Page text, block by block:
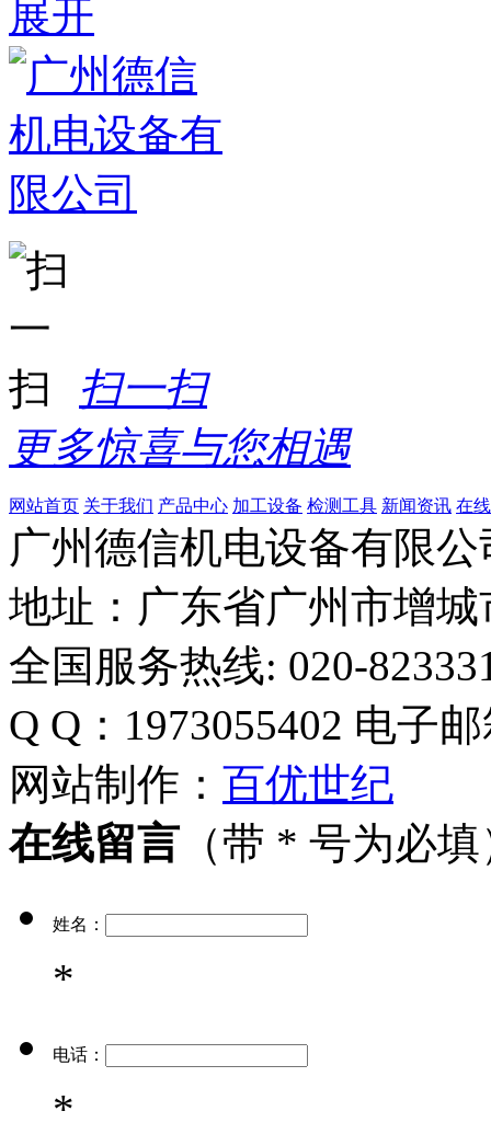
展开
扫一扫
更多惊喜与您相遇
网站首页 关于我们 产品中心 加工设备 检测工具 新闻资讯 在
广州德信机电设备有限
地址：广东省广州市增
全国服务热线: 020-
Q Q：1973055402 电子
网站制作： 百优世纪
在线留言（带 * 号为必填
姓名：
*
电话：
*